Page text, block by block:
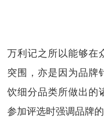
万利记之所以能够在
突围，亦是因为品牌
饮细分品类所做出的
参加评选时强调品牌